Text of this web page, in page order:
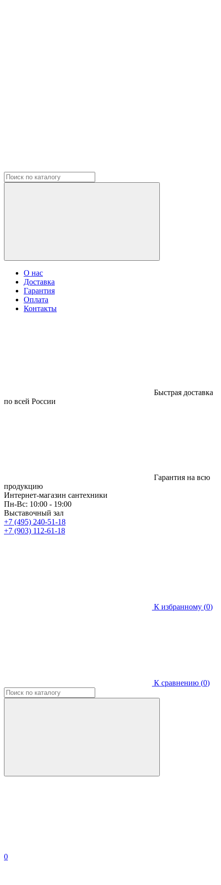
О нас
Доставка
Гарантия
Оплата
Контакты
Быстрая доставка
по всей России
Гарантия на всю
продукцию
Интернет-магазин сантехники
Пн-Вс: 10:00 - 19:00
Выставочный зал
+7 (495) 240-51-18
+7 (903) 112-61-18
К избранному (0)
К сравнению (0)
0